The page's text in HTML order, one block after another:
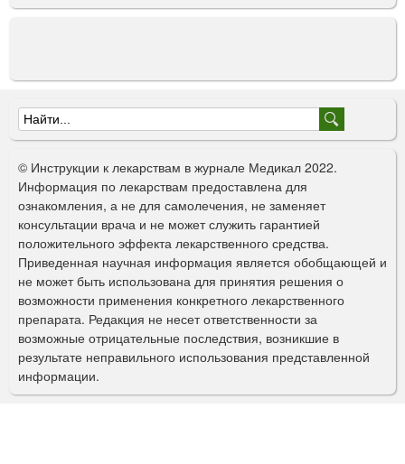
Ф
о
р
м
а
п
о
и
с
к
© Инструкции к лекарствам в журнале Медикал 2022.
Информация по лекарствам предоставлена для
ознакомления, а не для самолечения, не заменяет
консультации врача и не может служить гарантией
положительного эффекта лекарственного средства.
Приведенная научная информация является обобщающей и
не может быть использована для принятия решения о
возможности применения конкретного лекарственного
препарата. Редакция не несет ответственности за
возможные отрицательные последствия, возникшие в
результате неправильного использования представленной
информации.